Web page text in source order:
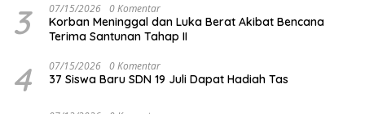
3 07/15/2026 0 Komentar
Korban Meninggal dan Luka Berat Akibat Bencana
Terima Santunan Tahap II
4 07/15/2026 0 Komentar
37 Siswa Baru SDN 19 Juli Dapat Hadiah Tas